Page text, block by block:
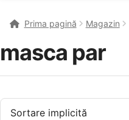
Prima pagină Magazin
masca par